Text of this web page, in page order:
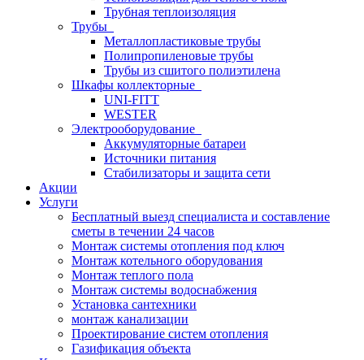
Трубная теплоизоляция
Трубы
Металлопластиковые трубы
Полипропиленовые трубы
Трубы из сшитого полиэтилена
Шкафы коллекторные
UNI-FITT
WESTER
Электрооборудование
Аккумуляторные батареи
Источники питания
Стабилизаторы и защита сети
Акции
Услуги
Бесплатный выезд специалиста и составление
сметы в течении 24 часов
Монтаж системы отопления под ключ
Монтаж котельного оборудования
Монтаж теплого пола
Монтаж системы водоснабжения
Установка сантехники
монтаж канализации
Проектирование систем отопления
Газификация объекта